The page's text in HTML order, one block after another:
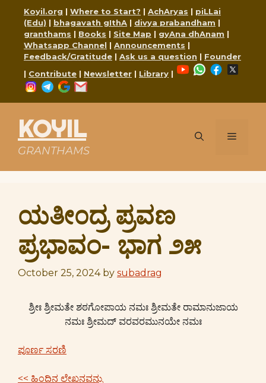
content
Koyil.org | Where to Start? | AchAryas | piLLai
(Edu) | bhagavath gIthA | divya prabandham |
granthams | Books | Site Map | gyAna dhAnam |
Whatsapp Channel | Announcements |
Feedback/Gratitude | Ask us a question | Founder
| Contribute | Newsletter | Library |
YouTubeWhatsApp
Facebook
Instagram
Telegram
Google
KOYIL
GRANTHAMS
Menu
ಯತೀ೦ದ್ರ ಪ್ರವಣ
ಪ್ರಭಾವಂ- ಭಾಗ ೨೫
October 25, 2024 by subadrag
ಶ್ರೀಃ ಶ್ರೀಮತೇ ಶಠಗೋಪಾಯ ನಮಃ ಶ್ರೀಮತೇ ರಾಮಾನುಜಾಯ
ನಮಃ ಶ್ರೀಮದ್ ವರವರಮುನಯೇ ನಮಃ
ಪೂರ್ಣ ಸರಣಿ
<< ಹಿಂದಿನ ಲೇಖನವನ್ನು